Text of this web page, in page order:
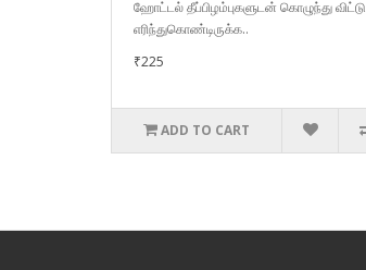
ஹோட்டல் தீப்பிழம்புகளுடன் கொழுந்து விட்டு
எரிந்துகொண்டிருக்க..
₹225
ADD TO CART